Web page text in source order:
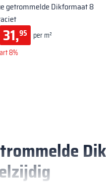
getrommelde Dikformaat 8
31,95
per m²
8%